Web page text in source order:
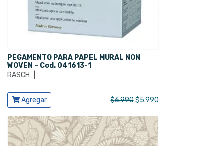
PEGAMENTO PARA PAPEL MURAL NON
WOVEN – Cod. 041613-1
RASCH
Ver producto
Agregar $6.990 El
original
era:
$6.990.
$5.990El